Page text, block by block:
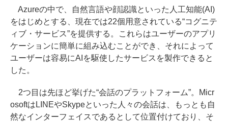
Azureの中で、自然言語や顔認識といった人工知能(AI)
をはじめとする、現在では22個用意されている“コグニテ
ィブ・サービス”を提供する。これらはユーザーのアプリ
ケーションに簡単に組み込むことができ、それによって
ユーザーは容易にAIを駆使したサービスを製作できると
した。
2つ目は先ほど挙げた“会話のプラットフォーム”。Micr
osoftはLINEやSkypeといった人々の会話は、もっとも自
然なインターフェイスであるとして位置付けており、そ